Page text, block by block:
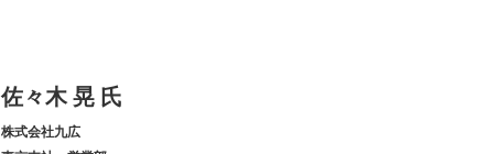
佐々木 晃 氏
株式会社九広